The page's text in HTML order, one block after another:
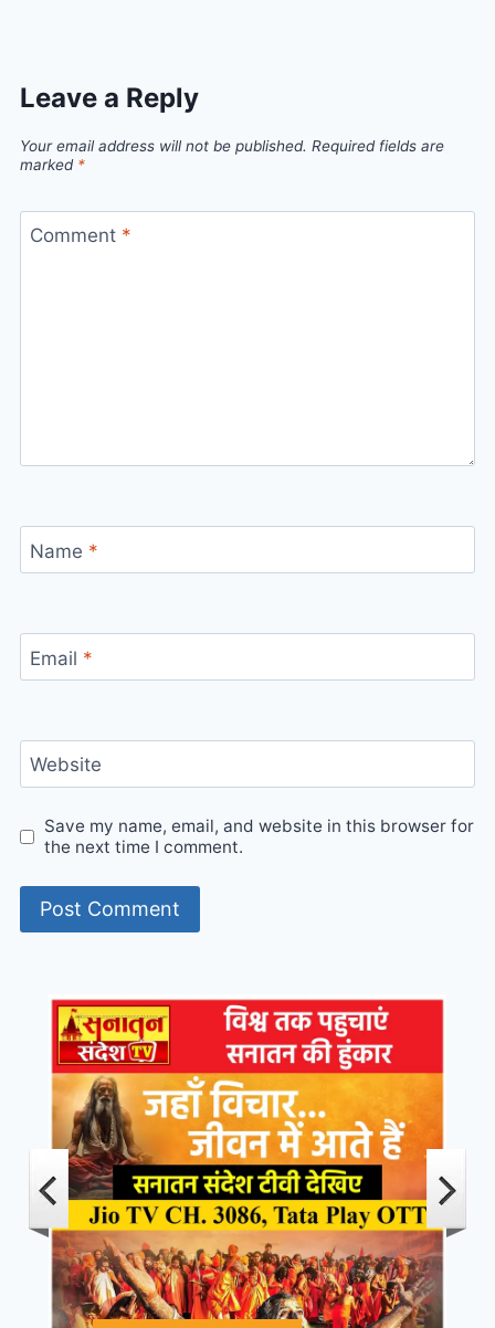
Leave a Reply
Your email address will not be published. Required fields are
marked *
Comment *
Name *
Email *
Website
Save my name, email, and website in this browser for
the next time I comment.